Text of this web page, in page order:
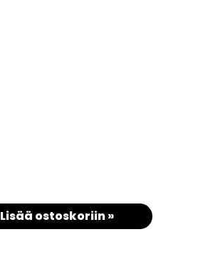
Lisää ostoskoriin »